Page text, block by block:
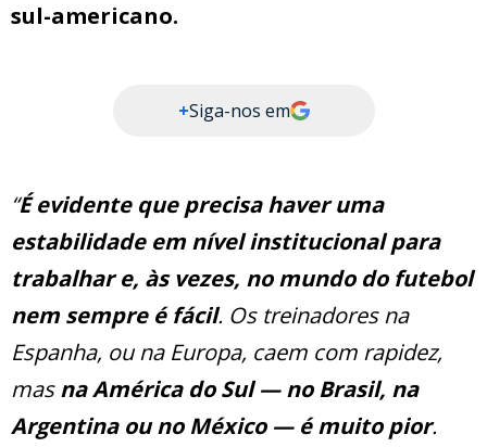
sul-americano.
+Siga-nos em
“É evidente que precisa haver uma
estabilidade em nível institucional para
trabalhar e, às vezes, no mundo do futebol
nem sempre é fácil. Os treinadores na
Espanha, ou na Europa, caem com rapidez,
masna América do Sul — no Brasil, na
Argentina ou no México — é muito pior.